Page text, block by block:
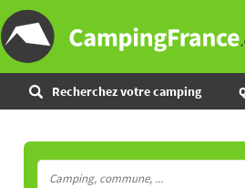
Recherchez votre camping